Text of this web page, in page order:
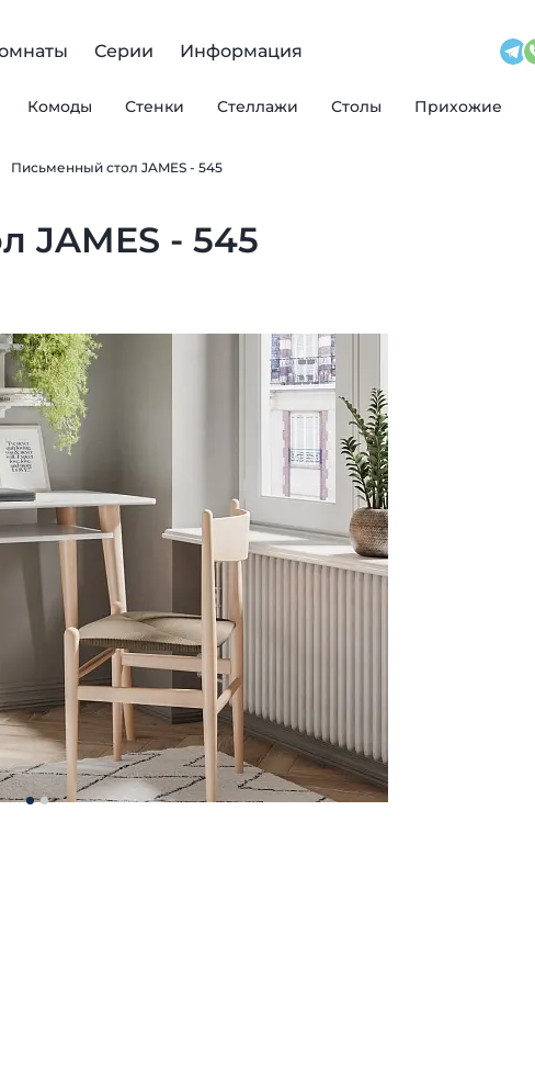
Комоды Стенки Стеллажи Столы Прихожие
Серии Информация
Письменный стол JAMES - 545
JAMES - 545